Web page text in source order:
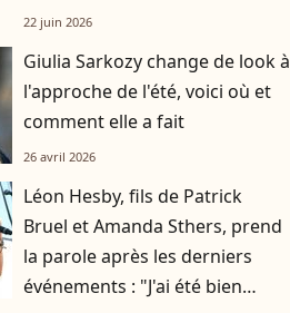
22 juin 2026
Giulia Sarkozy change de look à
l'approche de l'été, voici où et
comment elle a fait
26 avril 2026
Léon Hesby, fils de Patrick
Bruel et Amanda Sthers, prend
la parole après les derniers
événements : "J'ai été bien